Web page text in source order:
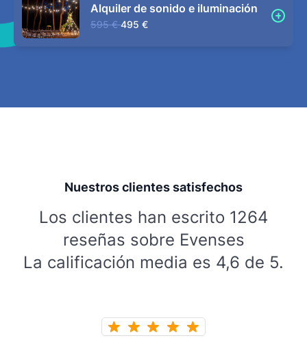
Alquiler de sonido e iluminación
595 € 495 €
Nuestros clientes satisfechos
Los clientes han escrito 1264
reseñas sobre Evenses
La calificación media es 4,6 de 5.